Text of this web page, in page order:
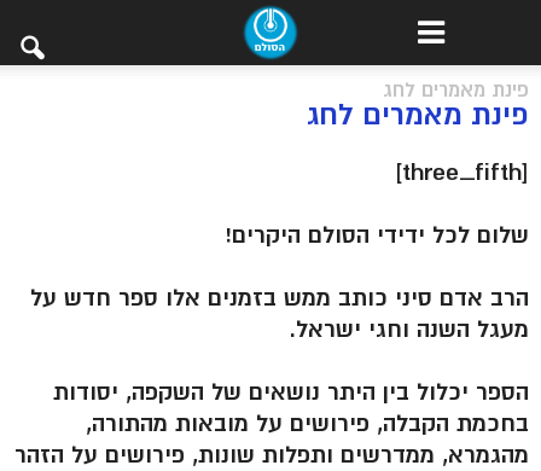
פינת מאמרים לחג
פינת מאמרים לחג
[three_fifth]
שלום לכל ידידי הסולם היקרים!
הרב אדם סיני כותב ממש בזמנים אלו ספר חדש על
מעגל השנה וחגי ישראל.
הספר יכלול בין היתר נושאים של השקפה, יסודות
בחכמת הקבלה, פירושים על מובאות מהתורה,
מהגמרא, ממדרשים ותפלות שונות, פירושים על הזהר